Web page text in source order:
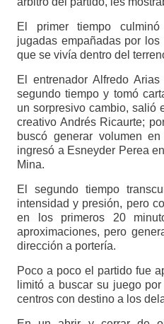
El primer tiempo
jugadas empañadas por
que se vivía dentro del
El entrenador Alfredo
segundo tiempo y tomó
un sorpresivo cambio, salió
creativo Andrés Ricaurte;
buscó generar volumen
ingresó a Esneyder Perea
Mina.
El segundo tiempo
intensidad y presión, pero
en los primeros 20
aproximaciones, pero
dirección a portería.
Poco a poco el partido fue
limitó a buscar su juego
centros con destino a los